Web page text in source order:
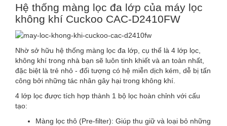
Hệ thống màng lọc đa lớp của máy lọc
không khí Cuckoo CAC-D2410FW
Nhờ sở hữu hệ thống màng lọc đa lớp, cụ thể là 4 lớp lọc,
không khí trong nhà bạn sẽ luôn tinh khiết và an toàn nhất,
đặc biệt là trẻ nhỏ - đối tượng có hệ miễn dịch kém, dễ bị tấn
công bởi những tác nhân gây hại trong không khí.
4 lớp lọc được tích hợp thành 1 bộ lọc hoàn chỉnh với cấu
tạo:
Màng lọc thô (Pre-filter): Giúp thu giữ và loại bỏ những